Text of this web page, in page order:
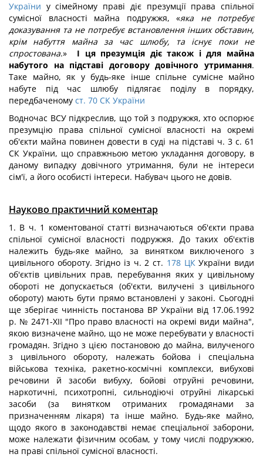
України у сімейному праві діє презумції права спільної
сумісної власності майна подружжя, «яка не потребує
доказування та не потребує встановлення інших обставин,
крім набуття майна за час шлюбу, та існує поки не
спростована.» І ця презумція діє також і для майна
набутого на підставі договору довічного утримання.
Таке майно, як у будь-яке інше спільне сумісне майно
набуте під час шлюбу підлягає поділу в порядку,
передбаченому ст. 70 СК України
Водночас ВСУ підкреслив, що той з подружжя, хто оспорює
презумцію права спільної сумісної власності на окремі
об'єкти майна повинен довести в суді на підставі ч. 3 с. 61
СК України, що справжньою метою укладання договору, в
даному випадку довічного утримання, були не інтереси
сім'ї, а його особисті інтереси. Набувач цього не довів.
Науково практичний коментар
1. В ч. 1 коментованої статті визначаються об'єкти права
спільної сумісної власності подружжя. До таких об'єктів
належить будь-яке майно, за винятком виключеного з
цивільного обороту. Згідно із ч. 2 ст. 178 ЦКУкраїни види
об'єктів цивільних прав, перебування яких у цивільному
обороті не допускається (об'єкти, вилучені з цивільного
обороту) мають бути прямо встановлені у законі. Сьогодні
ще зберігає чинність постанова ВР України від 17.06.1992
р. № 2471-ХІІ "Про право власності на окремі види майна",
якою визначене майно, що не може перебувати у власності
громадян. Згідно з цією постановою до майна, вилученого
з цивільного обороту, належать бойова і спеціальна
військова техніка, ракетно-космічні комплекси, вибухові
речовини й засоби вибуху, бойові отруйні речовини,
наркотичні, психотропні, сильнодіючі отруйні лікарські
засоби (за винятком отриманих громадянами за
призначенням лікаря) та інше майно. Будь-яке майно,
щодо якого в законодавстві немає спеціальної заборони,
може належати фізичним особам, у тому числі подружжю,
на праві спільної сумісної власності.